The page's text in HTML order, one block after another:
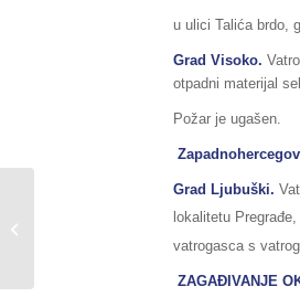
u ulici Talića brdo,
Grad Visoko.
otpadni materijal
Požar je ugašen.
Grad Ljubuški.
lokalitetu
vatrogasca s
ZAGAĐIVANJE